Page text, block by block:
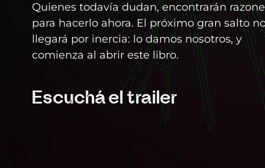
Quienes todavía dudan, encontrarán
para hacerlo ahora. El próximo gran salto
llegará por inercia: lo damos nosotros, y
comienza al abrir este libro.
Escuchá el trailer